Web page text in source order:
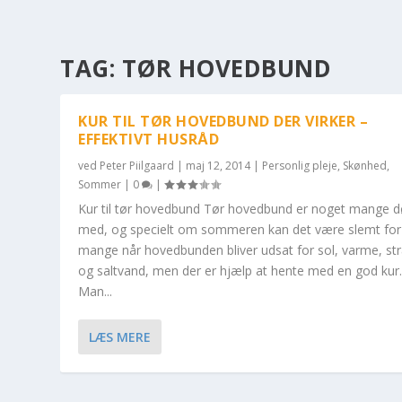
TAG: TØR HOVEDBUND
KUR TIL TØR HOVEDBUND DER VIRKER –
EFFEKTIVT HUSRÅD
ved Peter Piilgaard | maj 12, 2014| Personlig pleje, Skønhed,
Sommer | 0 |
Kur til tør hovedbund Tør hovedbund er noget mange
med, og specielt om sommeren kan det være slemt for
mange når hovedbunden bliver udsat for sol, varme,
og saltvand, men der er hjælp at hente med en god kur.
Man...
LÆS MERE